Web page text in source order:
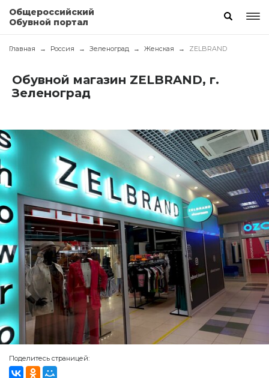
Общероссийский
Обувной портал
Главная Россия Зеленоград Женская ZELBRAND
Обувной магазин ZELBRAND, г.
Зеленоград
Поделитесь страницей: